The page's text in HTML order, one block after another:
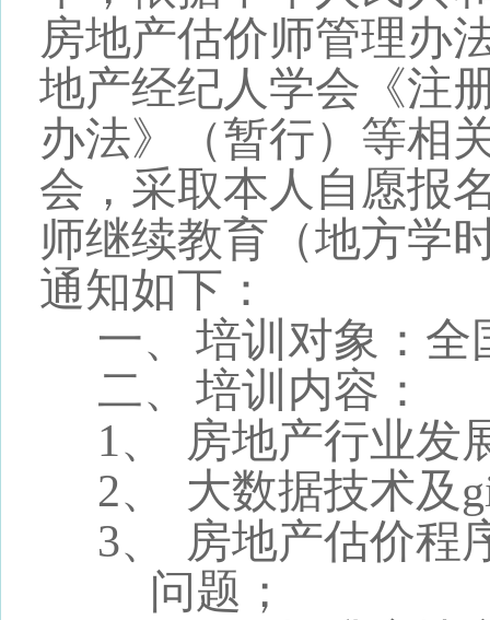
房地产估价师管理办
地产经纪人学会《注
办法》（暂行）等相
会，采取本人自愿报
师继续教育（地方学
通知如下：
一、
培训对象：全
二、
培训内容：
1、
房地产行业发
2、
大数据技术及
3、
房地产估价程
问题；